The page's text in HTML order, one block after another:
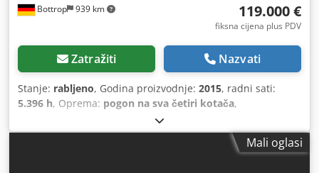
Bottrop 939 km 119.000 €
fiksna cijena plus PDV
Zatražiti Nazvati
Stanje: rabljeno, Godina proizvodnje: 2015, radni sati:
5.396 h, Oprema: pogon na sva četiri kotača,
Mali oglasi